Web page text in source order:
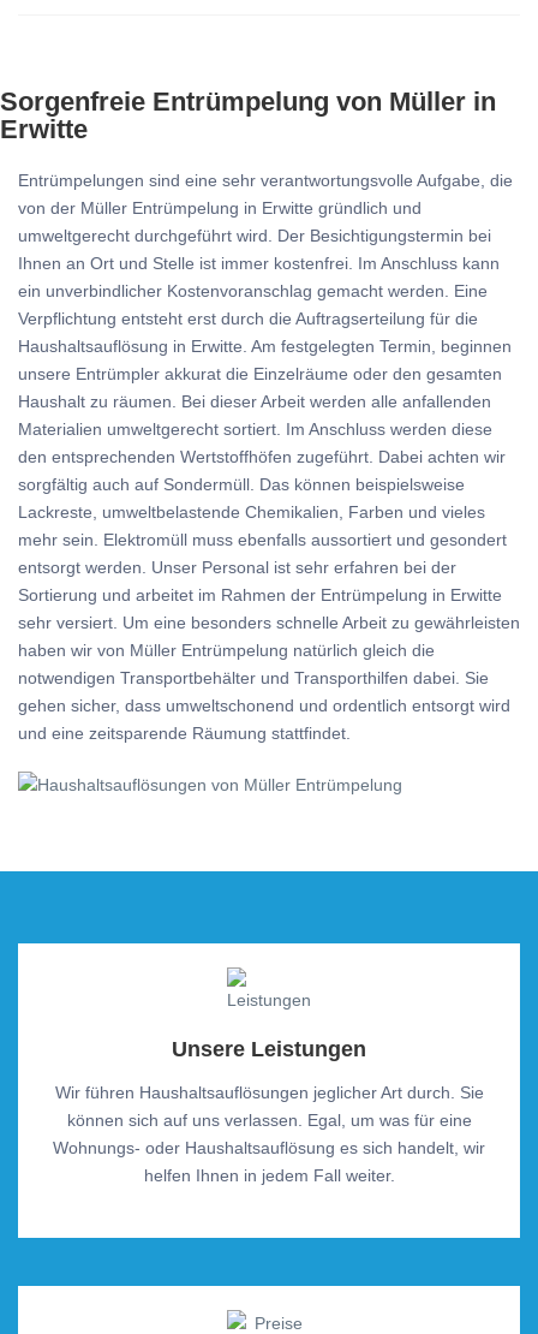
Sorgenfreie Entrümpelung von Müller in
Erwitte
Entrümpelungen sind eine sehr verantwortungsvolle Aufgabe, die
von der Müller Entrümpelung in Erwitte gründlich und
umweltgerecht durchgeführt wird. Der Besichtigungstermin bei
Ihnen an Ort und Stelle ist immer kostenfrei. Im Anschluss kann
ein unverbindlicher Kostenvoranschlag gemacht werden. Eine
Verpflichtung entsteht erst durch die Auftragserteilung für die
Haushaltsauflösung in Erwitte. Am festgelegten Termin, beginnen
unsere Entrümpler akkurat die Einzelräume oder den gesamten
Haushalt zu räumen. Bei dieser Arbeit werden alle anfallenden
Materialien umweltgerecht sortiert. Im Anschluss werden diese
den entsprechenden Wertstoffhöfen zugeführt. Dabei achten wir
sorgfältig auch auf Sondermüll. Das können beispielsweise
Lackreste, umweltbelastende Chemikalien, Farben und vieles
mehr sein. Elektromüll muss ebenfalls aussortiert und gesondert
entsorgt werden. Unser Personal ist sehr erfahren bei der
Sortierung und arbeitet im Rahmen der Entrümpelung in Erwitte
sehr versiert. Um eine besonders schnelle Arbeit zu gewährleisten
haben wir von Müller Entrümpelung natürlich gleich die
notwendigen Transportbehälter und Transporthilfen dabei. Sie
gehen sicher, dass umweltschonend und ordentlich entsorgt wird
und eine zeitsparende Räumung stattfindet.
Unsere Leistungen
Wir führen Haushaltsauflösungen jeglicher Art durch. Sie
können sich auf uns verlassen. Egal, um was für eine
Wohnungs- oder Haushaltsauflösung es sich handelt, wir
helfen Ihnen in jedem Fall weiter.